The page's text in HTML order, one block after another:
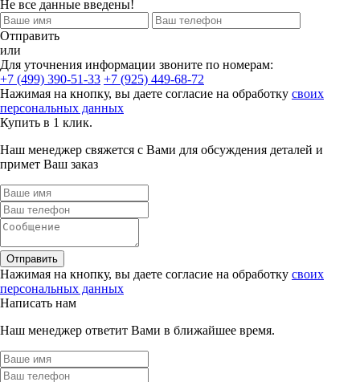
Не все данные введены!
Отправить
или
Для уточнения информации звоните по номерам:
+7 (499) 390-51-33 +7 (925) 449-68-72
Нажимая на кнопку, вы даете согласие на обработку своих
персональных данных
Купить в 1 клик.
Наш менеджер свяжется с Вами для обсуждения деталей и
примет Ваш заказ
Отправить
Нажимая на кнопку, вы даете согласие на обработку своих
персональных данных
Написать нам
Наш менеджер ответит Вами в ближайшее время.